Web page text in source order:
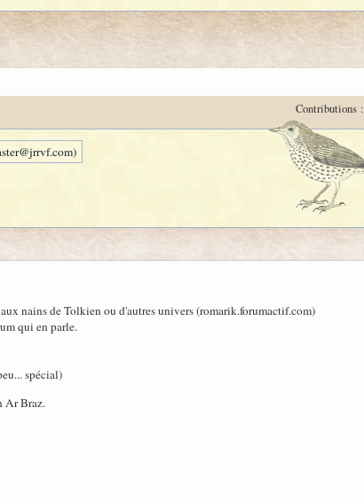
Contributions :
nains de Tolkien ou d'autres univers (romarik.forumactif.com)
qui en parle.
spécial)
Ar Braz.